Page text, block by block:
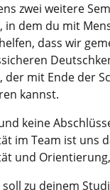
zwei weitere
in dem du mit
dass wir
der mit Ende der
kannst.
keine
im Team ist uns
und
soll zu deinem